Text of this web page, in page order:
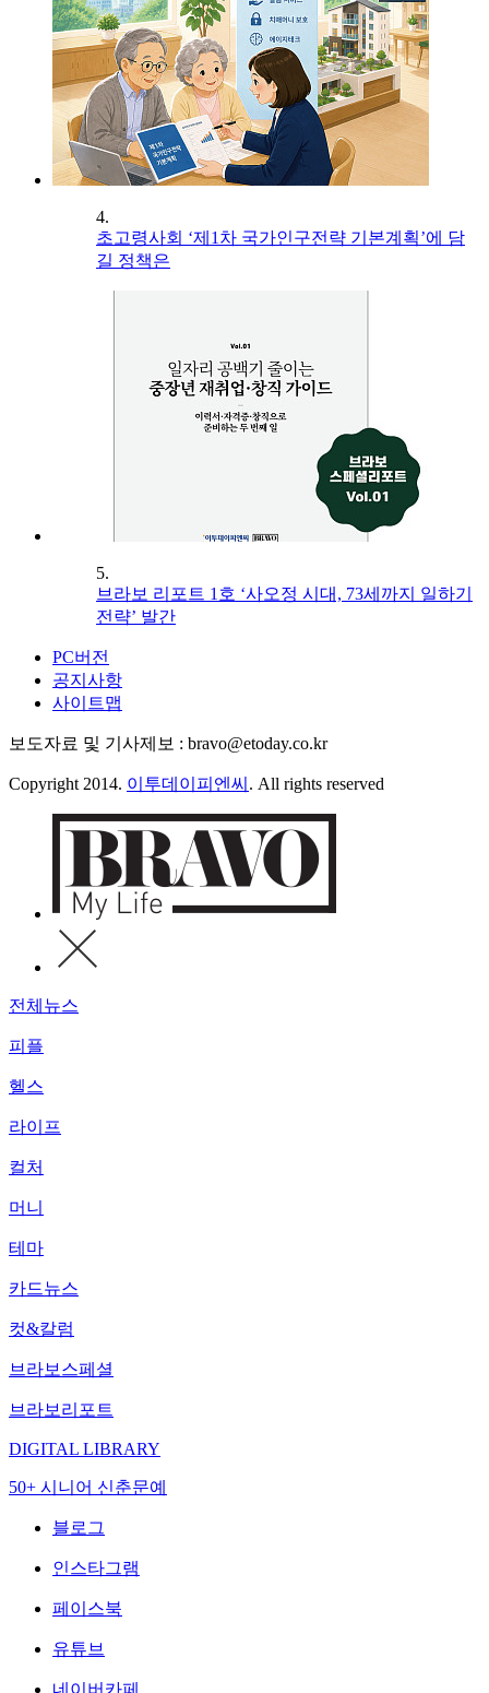
4.
초고령사회 ‘제1차 국가인구전략 기본계획’에 담
길 정책은
5.
브라보 리포트 1호 ‘사오정 시대, 73세까지 일하기
전략’ 발간
PC버전
공지사항
사이트맵
보도자료 및 기사제보 : bravo@etoday.co.kr
Copyright 2014. 이투데이피엔씨 . All rights reserved
전체뉴스
피플
헬스
라이프
컬처
머니
테마
카드뉴스
컷&칼럼
브라보스페셜
브라보리포트
DIGITAL LIBRARY
50+ 시니어 신춘문예
블로그
인스타그램
페이스북
유튜브